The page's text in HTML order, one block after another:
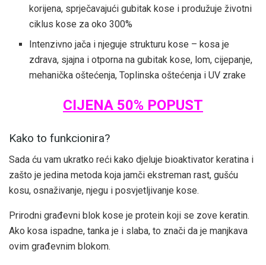
korijena, sprječavajući gubitak kose i produžuje životni
ciklus kose za oko 300%
Intenzivno jača i njeguje strukturu kose – kosa je
zdrava, sjajna i otporna na gubitak kose, lom, cijepanje,
mehanička oštećenja, Toplinska oštećenja i UV zrake
CIJENA 50% POPUST
Kako to funkcionira?
Sada ću vam ukratko reći kako djeluje bioaktivator keratina i
zašto je jedina metoda koja jamči ekstreman rast, gušću
kosu, osnaživanje, njegu i posvjetljivanje kose.
Prirodni građevni blok kose je protein koji se zove keratin.
Ako kosa ispadne, tanka je i slaba, to znači da je manjkava
ovim građevnim blokom.